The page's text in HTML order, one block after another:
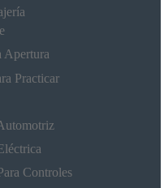
Apertura
Practicar
Controles